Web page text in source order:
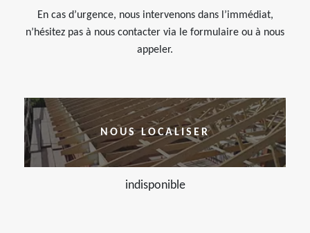
En cas d’urgence, nous intervenons dans l’immédiat,
n’hésitez pas à nous contacter via le formulaire ou à nous
appeler.
NOUS LOCALISER
indisponible